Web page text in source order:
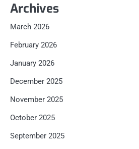
Archives
March 2026
February 2026
January 2026
December 2025
November 2025
October 2025
September 2025